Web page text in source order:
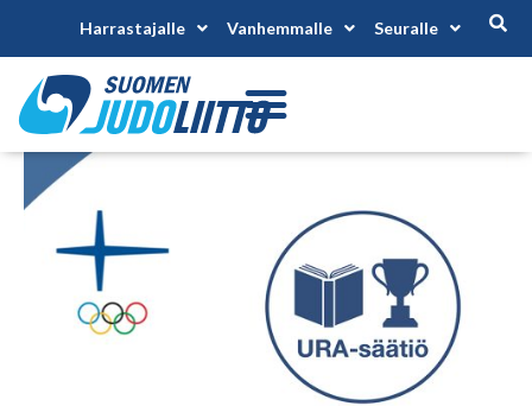
Harrastajalle Vanhemmalle Seuralle